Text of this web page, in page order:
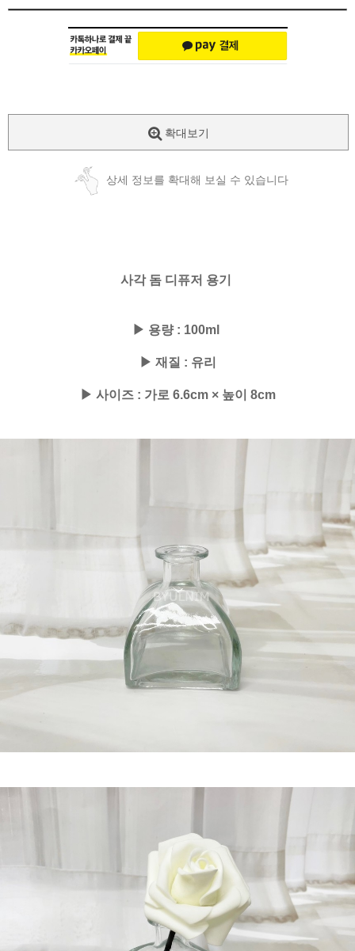
확대보기
상세 정보를 확대해 보실 수 있습니다
사각 돔 디퓨저 용기
▶ 용량 : 100ml
▶ 재질 : 유리
▶ 사이즈 : 가로 6.6cm × 높이 8cm